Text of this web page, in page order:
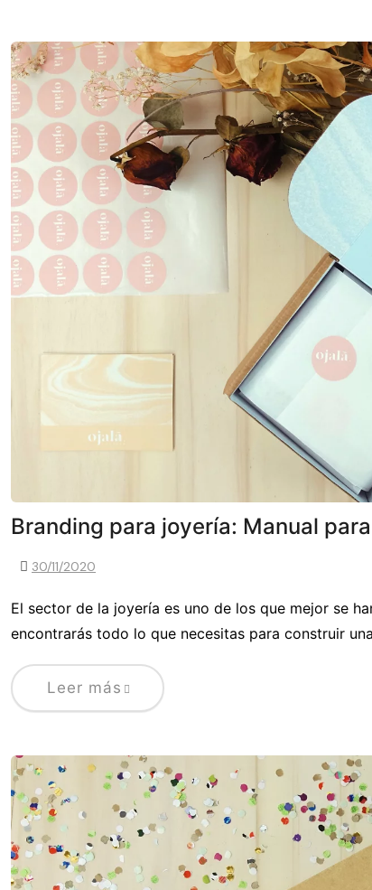
Branding para joyería: Manual
30/11/2020
El sector de la joyería es uno de los que mejor se
encontrarás todo lo que necesitas para construir
Leer más